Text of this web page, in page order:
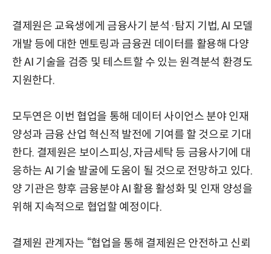
결제원은 교육생에게 금융사기 분석·탐지 기법, AI 모델
개발 등에 대한 멘토링과 금융권 데이터를 활용해 다양
한 AI 기술을 검증 및 테스트할 수 있는 원격분석 환경도
지원한다.
모두연은 이번 협업을 통해 데이터 사이언스 분야 인재
양성과 금융 산업 혁신적 발전에 기여를 할 것으로 기대
한다. 결제원은 보이스피싱, 자금세탁 등 금융사기에 대
응하는 AI 기술 발굴에 도움이 될 것으로 전망하고 있다.
양 기관은 향후 금융분야 AI 활용 활성화 및 인재 양성을
위해 지속적으로 협업할 예정이다.
결제원 관계자는 “협업을 통해 결제원은 안전하고 신뢰